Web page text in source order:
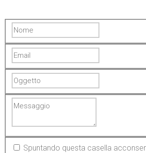
Spuntando questa casella